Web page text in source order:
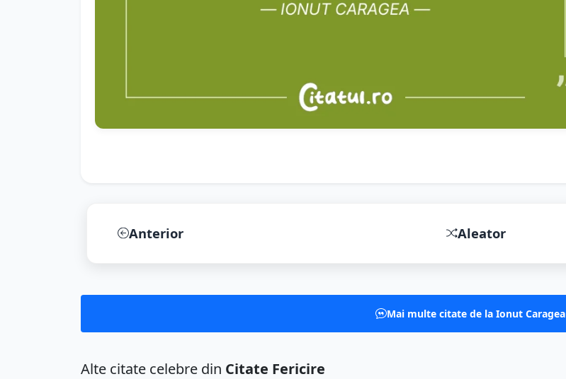
Anterior Aleator
Mai multe citate de la Ionut Caragea
Alte citate celebre din Citate Fericire